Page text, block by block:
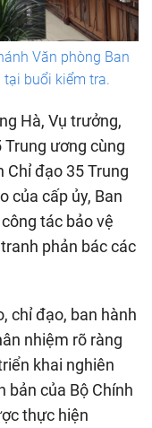
Văn phòng Ban
tại buổi kiểm tra.
Hà, Vụ trưởng,
Trung ương cùng
Chỉ đạo 35 Trung
của cấp ủy, Ban
tác bảo vệ
phản bác các
chỉ đạo, ban hành
nhiệm rõ ràng
khai nghiên
bản của Bộ Chính
thực hiện